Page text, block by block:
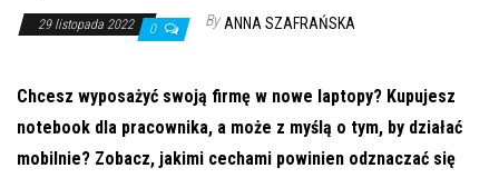
29 listopada 2022 0 By ANNA SZAFRAŃSKA
Chcesz wyposażyć swoją firmę w nowe laptopy? Kupujesz
notebook dla pracownika, a może z myślą o tym, by działać
mobilnie? Zobacz, jakimi cechami powinien odznaczać się